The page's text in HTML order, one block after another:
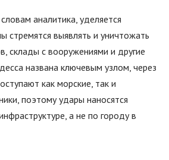
аналитика, уделяется
стремятся выявлять и уничтожать
склады с вооружениями и другие
названа ключевым узлом, через
как морские, так и
поэтому удары наносятся
а не по городу в